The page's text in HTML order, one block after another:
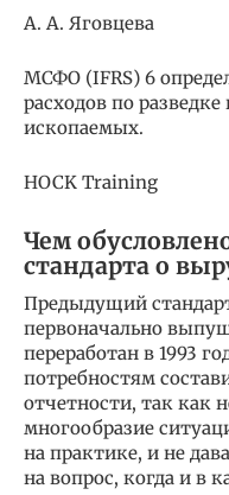
А. А. Яговцева
МСФО (IFRS) 6
расходов по
ископаемых.
HOCK Training
Чем
стандарта о
Предыдущий
первоначально
переработан в 1993
потребностям
отчетности, так как
многообразие
на практике, и не
на вопрос, когда и в